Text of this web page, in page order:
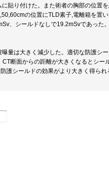
貼り付けた。また術者の胸部の位置
の位置にTLD素子,電離箱を置い
、シールドなしで19.2mSvであった
量は大きく減少した。適切な防護シ
断面からの距離が大きくなるとシー
シールドの効果がより大きく得られ